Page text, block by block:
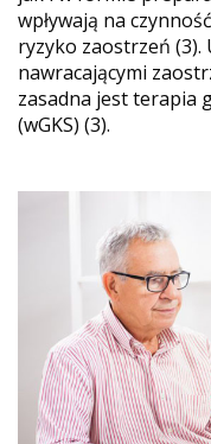
wpływają na
ryzyko zaostrzeń (3).
nawracającymi
zasadna jest terapia
(wGKS) (3).